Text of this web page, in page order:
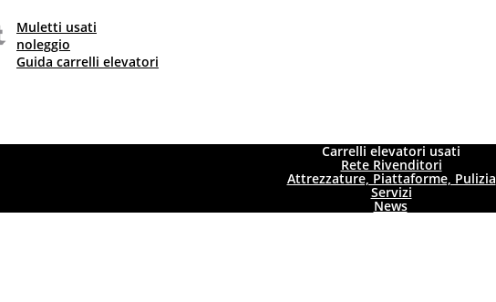
Muletti usati
noleggio
Guida carrelli elevatori
Carrelli elevatori usati
Rete Rivenditori
Attrezzature, Piattaforme, Pulizia
Servizi
News